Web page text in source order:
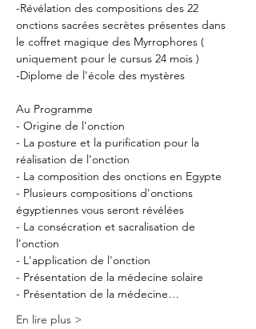
-Révélation des compositions des 22
onctions sacrées secrètes présentes dans
le coffret magique des Myrrophores (
uniquement pour le cursus 24 mois )
-Diplome de l'école des mystères
Au Programme
- Origine de l'onction
- La posture et la purification pour la
réalisation de l'onction
- La composition des onctions en Egypte
- Plusieurs compositions d'onctions
égyptiennes vous seront révélées
- La consécration et sacralisation de
l'onction
- L'application de l'onction
- Présentation de la médecine solaire
- Présentation de la médecine…
En lire plus >